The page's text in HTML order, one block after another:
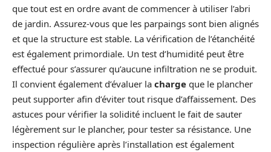
que tout est en ordre avant de commencer à utiliser l’abri
de jardin. Assurez-vous que les parpaings sont bien alignés
et que la structure est stable. La vérification de l’étanchéité
est également primordiale. Un test d’humidité peut être
effectué pour s’assurer qu’aucune infiltration ne se produit.
Il convient également d’évaluer la charge que le plancher
peut supporter afin d’éviter tout risque d’affaissement. Des
astuces pour vérifier la solidité incluent le fait de sauter
légèrement sur le plancher, pour tester sa résistance. Une
inspection régulière après l’installation est également